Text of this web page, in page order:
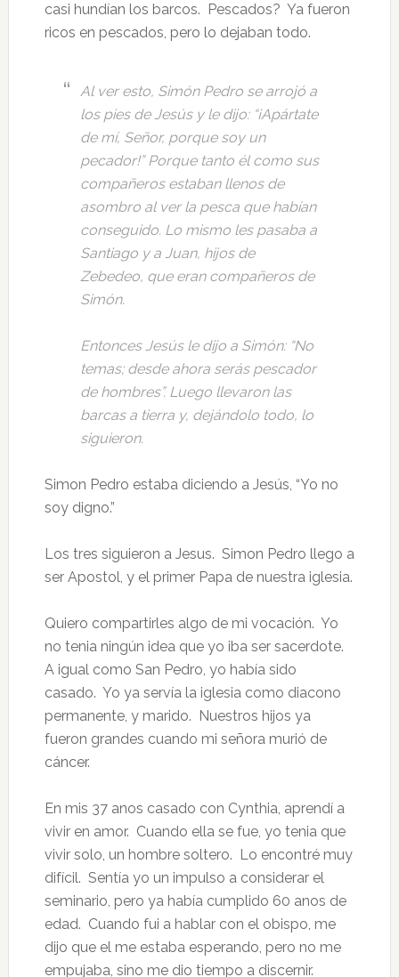
casi hundían los barcos. Pescados? Ya fueron
ricos en pescados, pero lo dejaban todo.
Al ver esto, Simón Pedro se arrojó a
los pies de Jesús y le dijo: “¡Apártate
de mí, Señor, porque soy un
pecador!” Porque tanto él como sus
compañeros estaban llenos de
asombro al ver la pesca que habían
conseguido. Lo mismo les pasaba a
Santiago y a Juan, hijos de
Zebedeo, que eran compañeros de
Simón.
Entonces Jesús le dijo a Simón: “No
temas; desde ahora serás pescador
de hombres”. Luego llevaron las
barcas a tierra y, dejándolo todo, lo
siguieron.
Simon Pedro estaba diciendo a Jesús, “Yo no
soy digno.”
Los tres siguieron a Jesus. Simon Pedro llego a
ser Apostol, y el primer Papa de nuestra iglesia.
Quiero compartirles algo de mi vocación. Yo
no tenia ningún idea que yo iba ser sacerdote.
A igual como San Pedro, yo había sido
casado. Yo ya servía la iglesia como diacono
permanente, y marido. Nuestros hijos ya
fueron grandes cuando mi señora murió de
cáncer.
En mis 37 anos casado con Cynthia, aprendí a
vivir en amor. Cuando ella se fue, yo tenia que
vivir solo, un hombre soltero. Lo encontré muy
difícil. Sentía yo un impulso a considerar el
seminario, pero ya había cumplido 60 anos de
edad. Cuando fui a hablar con el obispo, me
dijo que el me estaba esperando, pero no me
empujaba, sino me dio tiempo a discernir.